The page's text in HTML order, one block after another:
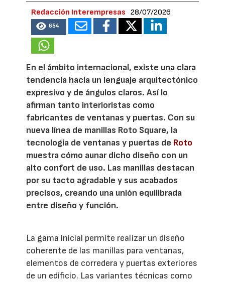
Redacción Interempresas 28/07/2026
654
En el ámbito internacional, existe una clara
tendencia hacia un lenguaje arquitectónico
expresivo y de ángulos claros. Así lo
afirman tanto interioristas como
fabricantes de ventanas y puertas. Con su
nueva línea de manillas Roto Square, la
tecnología de ventanas y puertas de Roto
muestra cómo aunar dicho diseño con un
alto confort de uso. Las manillas destacan
por su tacto agradable y sus acabados
precisos, creando una unión equilibrada
entre diseño y función.
La gama inicial permite realizar un diseño
coherente de las manillas para ventanas,
elementos de corredera y puertas exteriores
de un edificio. Las variantes técnicas como